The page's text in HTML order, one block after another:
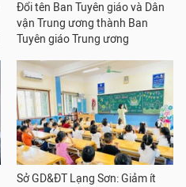
Đổi tên Ban Tuyên giáo và Dân
vận Trung ương thành Ban
Tuyên giáo Trung ương
Sở GD&ĐT Lạng Sơn: Giảm ít